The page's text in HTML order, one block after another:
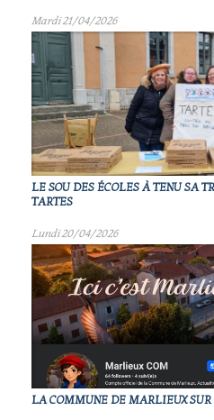
Mardi 21/04/2026
LE SOU DES ÉCOLES À TENU SA
TARTES
Lundi 20/04/2026
LA COMMUNE DE MARLIEUX SUR